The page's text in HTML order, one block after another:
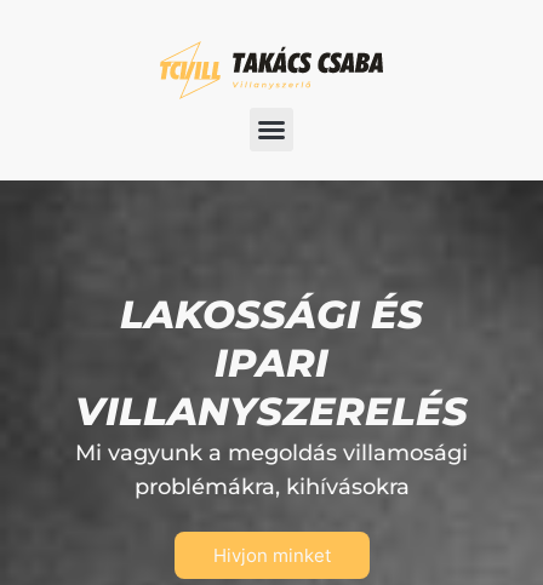
LAKOSSÁGI ÉS
IPARI
VILLANYSZERELÉS
Mi vagyunk a megoldás villamosági
problémákra, kihívásokra
Hivjon minket